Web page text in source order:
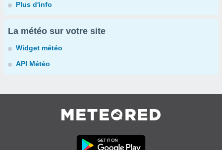
Plus d'info
La météo sur votre site
Widget météo
API Météo